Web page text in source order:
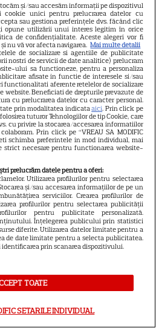
PLUS
Disney+ august
„Camp Rock 3”,
și trilogia
Inelelor” ajung pe
PLUS
de neratat pe Netflix,
seriale noi, filme de
și vedete de top
Roth revine cu „Omul cu
mortală”. Filmul
în care copiii devin
după ce mănâncă
și/sau accesăm informații pe dispozitivul
cookie unici pentru prelucrarea datelor cu
sau gestiona preferințele dvs. făcând clic
opune utilizării unui interes legitim în orice
de confidențialitate. Aceste alegeri vor fi
nu vă vor afecta navigarea. Mai multe detalii
de socializare si agentiile de publicitate
nostri de servicii de date analitice) prelucram
ului sa functioneze, pentru a personaliza
afisate in functie de interesele si/sau
functionalitati aferente retelelor de socializare
website. Beneficiati de drepturile prevazute de
cu prelucrarea datelor cu caracter personal.
prin modalitatea indicataaici. Prin click pe
folosirea tuturor Tehnologiilor de tip Cookie, care
cu privire la stocarea/accesarea informatiilor
Prin click pe “VREAU SA MODIFIC
schimba preferintele in mod individual, mai
strict necesare pentru functionarea website-
prelucrăm datele pentru a oferi:
Utilizarea profilurilor pentru selectarea
și/sau accesarea informațiilor de pe un
serviciilor. Crearea profilurilor de
profilurilor pentru selectarea publicității
pentru publicitate personalizată.
Înțelegerea publicului prin statistici
diferite. Utilizarea datelor limitate pentru a
de date limitate pentru a selecta publicitatea.
identificarea prin scanarea dispozitivului.
TOATE
SETARILE INDIVIDUAL